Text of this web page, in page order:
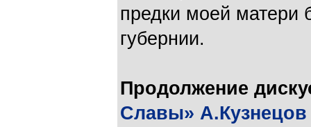
предки моей матери
губернии.
Продолжение
Славы» А.Кузнецов